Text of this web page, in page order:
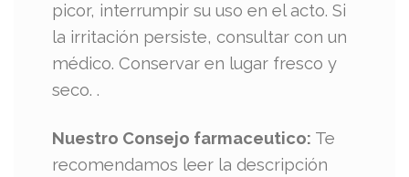
picor, interrumpir su uso en el acto. Si
la irritación persiste, consultar con un
médico. Conservar en lugar fresco y
seco. .
Nuestro Consejo farmaceutico: Te
recomendamos leer la descripción